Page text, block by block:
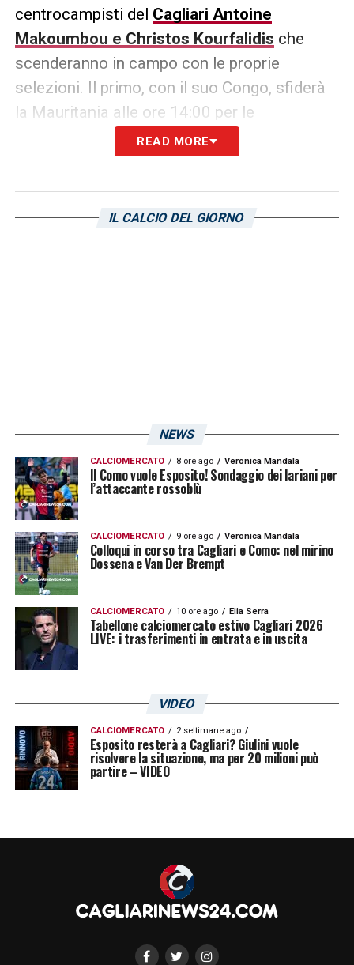
centrocampisti del Cagliari Antoine
Makoumbou e Christos Kourfalidis che
scenderanno in campo con le proprie
selezioni. Il primo, con il suo Congo, sfiderà
la Mauritania alle ore 14:00 per le
qualificazioni alla Coppa d’Africa. Il secondo
giocherà con l’Under21 greca contro
READ MORE
IL CALCIO DEL GIORNO
NEWS
CALCIOMERCATO 8 ore ago Veronica Mandala
Il Como vuole Esposito! Sondaggio dei lariani per
l’attaccante rossoblù
CALCIOMERCATO 9 ore ago Veronica Mandala
Colloqui in corso tra Cagliari e Como: nel mirino
Dossena e Van Der Brempt
CALCIOMERCATO 10 ore ago Elia Serra
Tabellone calciomercato estivo Cagliari 2026
LIVE: i trasferimenti in entrata e in uscita
VIDEO
CALCIOMERCATO 2 settimane ago
Esposito resterà a Cagliari? Giulini vuole
risolvere la situazione, ma per 20 milioni può
partire – VIDEO